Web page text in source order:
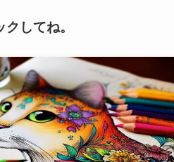
してね。